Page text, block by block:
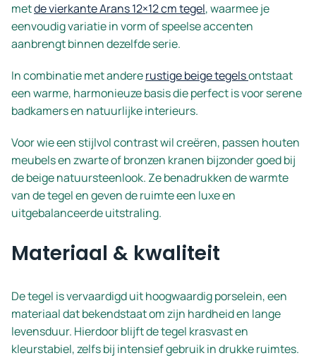
metde vierkante Arans 12×12 cm tegel, waarmee je
eenvoudig variatie in vorm of speelse accenten
aanbrengt binnen dezelfde serie.
In combinatie met andererustige beige tegelsontstaat
een warme, harmonieuze basis die perfect is voor serene
badkamers en natuurlijke interieurs.
Voor wie een stijlvol contrast wil creëren, passen houten
meubels en zwarte of bronzen kranen bijzonder goed bij
de beige natuursteenlook. Ze benadrukken de warmte
van de tegel en geven de ruimte een luxe en
uitgebalanceerde uitstraling.
Materiaal & kwaliteit
De tegel is vervaardigd uit hoogwaardig porselein, een
materiaal dat bekendstaat om zijn hardheid en lange
levensduur. Hierdoor blijft de tegel krasvast en
kleurstabiel, zelfs bij intensief gebruik in drukke ruimtes.